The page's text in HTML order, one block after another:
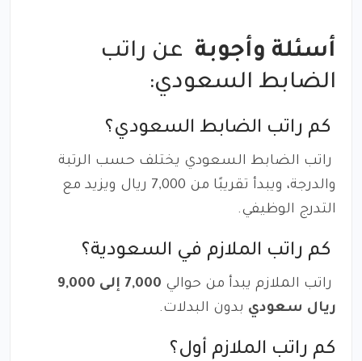
أسئلة وأجوبة عن راتب
الضابط السعودي:
كم راتب الضابط السعودي؟
راتب الضابط السعودي يختلف حسب الرتبة
والدرجة، ويبدأ تقريبًا من 7,000 ريال ويزيد مع
التدرج الوظيفي.
كم راتب الملازم في السعودية؟
راتب الملازم يبدأ من حوالي
7,000 إلى 9,000
ريال سعودي بدون البدلات.
كم راتب الملازم أول؟